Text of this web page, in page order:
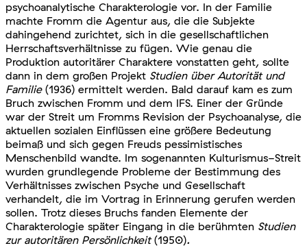
psychoanalytische Charakterologie vor. In der Familie
machte Fromm die Agentur aus, die die Subjekte
dahingehend zurichtet, sich in die gesellschaftlichen
Herrschaftsverhältnisse zu fügen. Wie genau die
Produktion autoritärer Charaktere vonstatten geht, sollte
dann in dem großen Projekt Studien überAutorität und
Familie (1936) ermittelt werden. Bald darauf kam es zum
Bruch zwischen Fromm und dem IFS. Einer der Gründe
war der Streit um Fromms Revision der Psychoanalyse, die
aktuellen sozialen Einflüssen eine größere Bedeutung
beimaß und sich gegen Freuds pessimistisches
Menschenbild wandte. Im sogenannten Kulturismus-Streit
wurden grundlegende Probleme der Bestimmung des
Verhältnisses zwischen Psyche und Gesellschaft
verhandelt, die im Vortrag in Erinnerung gerufen werden
sollen. Trotz dieses Bruchs fanden Elemente der
Charakterologie später Eingang in die berühmten Studien
zur autoritären Persönlichkeit(1950).